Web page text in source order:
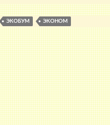
ЭКОБУМ ЭКОНОМ